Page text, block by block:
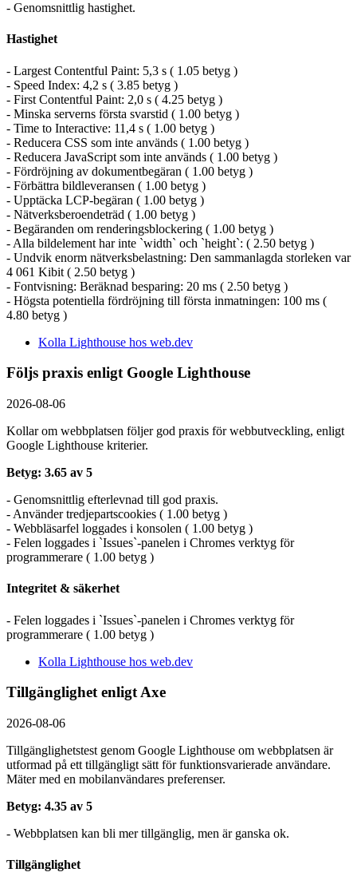
- Genomsnittlig hastighet.
Hastighet
- Largest Contentful Paint: 5,3 s ( 1.05 betyg )
- Speed Index: 4,2 s ( 3.85 betyg )
- First Contentful Paint: 2,0 s ( 4.25 betyg )
- Minska serverns första svarstid ( 1.00 betyg )
- Time to Interactive: 11,4 s ( 1.00 betyg )
- Reducera CSS som inte används ( 1.00 betyg )
- Reducera JavaScript som inte används ( 1.00 betyg )
- Fördröjning av dokumentbegäran ( 1.00 betyg )
- Förbättra bildleveransen ( 1.00 betyg )
- Upptäcka LCP-begäran ( 1.00 betyg )
- Nätverksberoendeträd ( 1.00 betyg )
- Begäranden om renderingsblockering ( 1.00 betyg )
- Alla bildelement har inte `width` och `height`: ( 2.50 betyg )
- Undvik enorm nätverksbelastning: Den sammanlagda storleken var
4 061 Kibit ( 2.50 betyg )
- Fontvisning: Beräknad besparing: 20 ms ( 2.50 betyg )
- Högsta potentiella fördröjning till första inmatningen: 100 ms (
4.80 betyg )
Kolla Lighthouse hos web.dev
Följs praxis enligt Google Lighthouse
2026-08-06
Kollar om webbplatsen följer god praxis för webbutveckling, enligt
Google Lighthouse kriterier.
Betyg: 3.65 av 5
- Genomsnittlig efterlevnad till god praxis.
- Använder tredjepartscookies ( 1.00 betyg )
- Webbläsarfel loggades i konsolen ( 1.00 betyg )
- Felen loggades i `Issues`-panelen i Chromes verktyg för
programmerare ( 1.00 betyg )
Integritet & säkerhet
- Felen loggades i `Issues`-panelen i Chromes verktyg för
programmerare ( 1.00 betyg )
Kolla Lighthouse hos web.dev
Tillgänglighet enligt Axe
2026-08-06
Tillgänglighetstest genom Google Lighthouse om webbplatsen är
utformad på ett tillgängligt sätt för funktionsvarierade användare.
Mäter med en mobil­användares preferenser.
Betyg: 4.35 av 5
- Webbplatsen kan bli mer tillgänglig, men är ganska ok.
Tillgänglighet